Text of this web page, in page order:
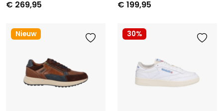
€ 269,95
€ 199,95
Nieuw 30%